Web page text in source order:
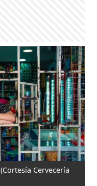
(Cortesía Cervecería